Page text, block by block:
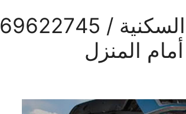
رقم كهربائي سيارات الشويخ السكنية / 69622745
المنزل